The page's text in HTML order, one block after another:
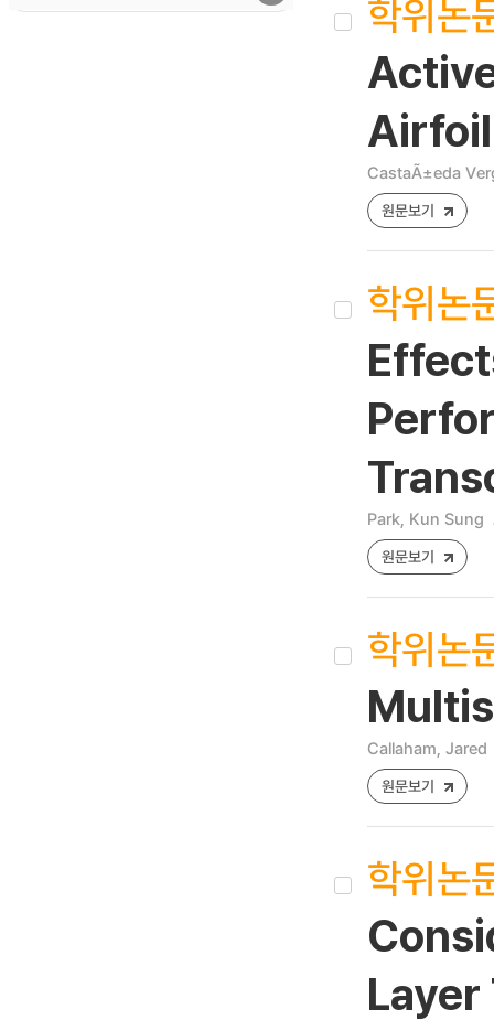
학위논
CastaÃ±eda
원문보기
학위논
Park, Kun Sung
원문보기
학위논
Callaham, Jared
원문보기
학위논